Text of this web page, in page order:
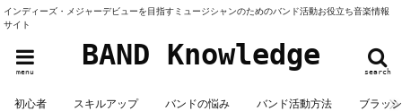
インディーズ・メジャーデビューを目指すミュージシャンのためのバンド活動お役立ち音楽情報
サイト
BAND Knowledge
search
menu
初心者 スキルアップ バンドの悩み バンド活動方法 ブラッ